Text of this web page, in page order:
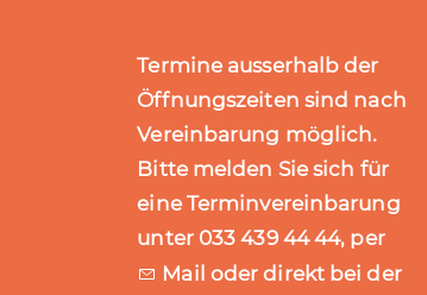
Termine ausserhalb der
Öffnungszeiten sind nach
Vereinbarung möglich.
Bitte melden Sie sich für
eine Terminvereinbarung
unter 033 439 44 44, per
Mail oder direkt bei der